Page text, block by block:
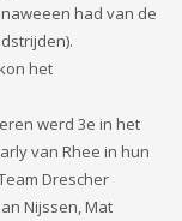
had van de
het
werd 3e in het
van Rhee in hun
Drescher
Nijssen, Mat